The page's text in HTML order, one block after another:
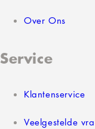
Over Ons
Service
Klantenservice
Veelgestelde